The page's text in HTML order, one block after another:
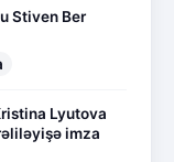
Stiven Ber
Lyutova
imza